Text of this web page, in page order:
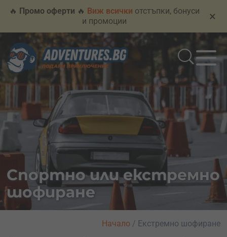
🔥 Промо оферти 🔥 Виж всички отстъпки, бонуси
и промоции
×
Спортно или екстремно
шофиране
Начало / Екстремно шофиране